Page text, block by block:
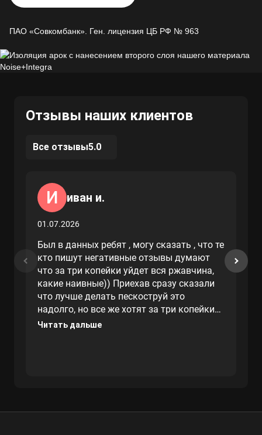
ПАО «Совкомбанк». Ген. лицензия ЦБ РФ № 963
Отзывы наших клиентов
Все отзывы5.0
И иван и.
01.07.2026
Был в данных ребят , могу сказать , что те
кто пишут негативные отзывы думают
что за три копейки уйдет вся ржавчина,
какие наивные)) Приехав сразу сказали
что лучше делать пескоструй это
надолго, но все же хотят за три копейки
сделать, как в негативных отзывах ниже,
Читать дальше